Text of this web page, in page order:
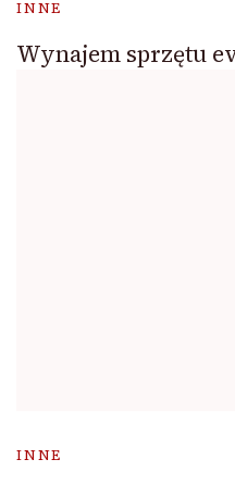
INNE
Wynajem sprzętu
INNE